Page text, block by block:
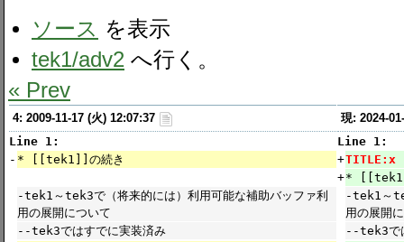
ソース を表示
tek1/adv2 へ行く。
« Prev
4: 2009-11-17 (火) 12:07:37
現: 2024-
Line 1:
Line 1:
- * [[tek1]]の続き +TITLE:x
+*
-tek1～tek3で（将来的には）利用可能な補助バッファ利
用の展開について
-tek1～
用の展開
--tek3ではすでに実装済み
--tek3で